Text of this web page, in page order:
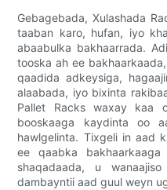
Gebagebada, Xulashada
taaban karo, hufan, iyo
abaabulka bakhaarrada.
tooska ah ee
qaadida adkeysiga,
alaabada, iyo bixinta
Pallet Racks waxay kaa
booskaaga kaydinta oo
hawlgelinta. Tixgeli in aad
ee qaabka
shaqadaada, u
dambayntii aad guul weyn